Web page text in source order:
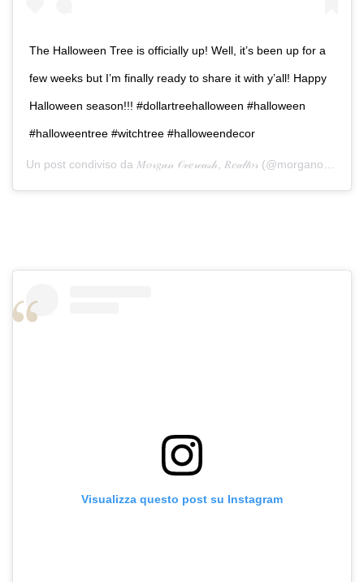
The Halloween Tree is officially up! Well, it’s been up for a
few weeks but I’m finally ready to share it with y’all! Happy
Halloween season!!! #dollartreehalloween #halloween
#halloweentree #witchtree #halloweendecor
Un post condiviso da 𝑀𝑜𝓇𝑔𝒶𝓃 𝒪𝓋𝑒𝓇𝒸𝒶𝓈𝒽, 𝑅𝑒𝒶𝓁𝓉𝑜𝓇 (@morganovercashrealtor) in data:
Visualizza questo post su Instagram